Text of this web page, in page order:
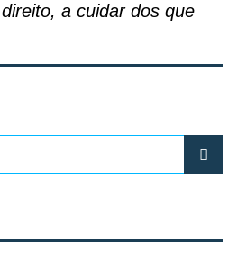
a cuidar dos que